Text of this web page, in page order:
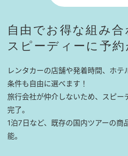
自由でお得な組み合
スピーディーに予
レンタカーの店舗や発着時間、ホ
条件も自由に選べます！
旅行会社が仲介しないため、スピー
完了。
1泊7日など、既存の国内ツアーの商
能。